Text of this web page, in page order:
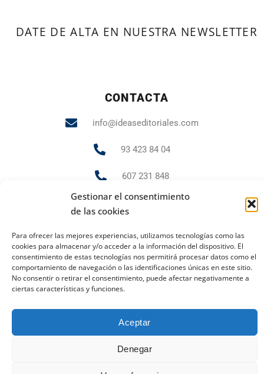
Gestionar el consentimiento
de las cookies
Para ofrecer las mejores experiencias, utilizamos tecnologías como las
cookies para almacenar y/o acceder a la información del dispositivo. El
consentimiento de estas tecnologías nos permitirá procesar datos como el
comportamiento de navegación o las identificaciones únicas en este sitio.
No consentir o retirar el consentimiento, puede afectar negativamente a
ciertas características y funciones.
Aceptar
Denegar
DATE DE ALTA EN NUESTRA NEWSLETTER
CONTACTA
info@ideaseditoriales.com
93 423 84 04
607 231 848
andrea.gr@ideaseditoriales.com
Aviso Legal Política de cookies
2023 Todos los derechos reservados
Ideas Editoriales